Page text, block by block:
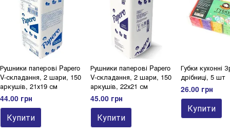
Рушники паперові Papero
V-складання, 2 шари, 150
аркушів, 21х19 см
44.00 грн
Купити
Рушники паперові Papero
V-складання, 2 шари, 150
аркушів, 22х21 см
45.00 грн
Купити
Губки кухонні
дрібниці, 5 шт
26.00 грн
Купити